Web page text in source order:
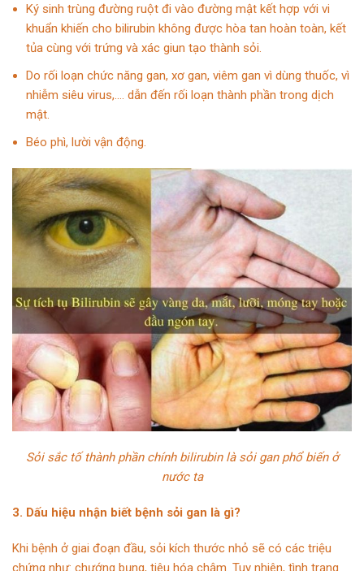
Ký sinh trùng đường ruột đi vào đường mật kết hợp với vi
khuẩn khiến cho bilirubin không được hòa tan hoàn toàn, kết
tủa cùng với trứng và xác giun tạo thành sỏi.
Do rối loạn chức năng gan, xơ gan, viêm gan vì dùng thuốc, vì
nhiễm siêu virus,…. dẫn đến rối loạn thành phần trong dịch
mật.
Béo phì, lười vận động.
Sỏi sắc tố thành phần chính bilirubin là sỏi gan phổ biến ở
nước ta
3. Dấu hiệu nhận biết bệnh sỏi gan là gì?
Khi bệnh ở giai đoạn đầu, sỏi kích thước nhỏ sẽ có các triệu
chứng như: chướng bụng, tiêu hóa chậm. Tuy nhiên, tình trạng